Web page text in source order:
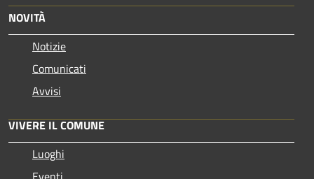
NOVITÀ
Notizie
Comunicati
Avvisi
VIVERE IL COMUNE
Luoghi